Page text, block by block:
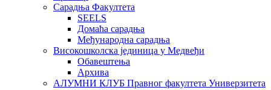
Сарадња Факултета
SEELS
Домаћа сарадња
Међународна сарадња
Високошколска јединица у Медвеђи
Обавештења
Архива
АЛУМНИ КЛУБ Правног факултета Универзитета